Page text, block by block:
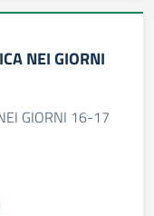
NEI GIORNI
GIORNI 16-17